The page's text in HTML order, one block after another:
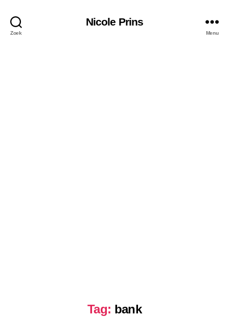
Zoek
Nicole Prins
Menu
Tag: bank